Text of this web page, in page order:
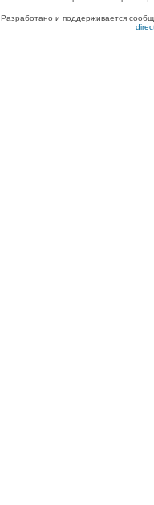
Разработано и поддерживается